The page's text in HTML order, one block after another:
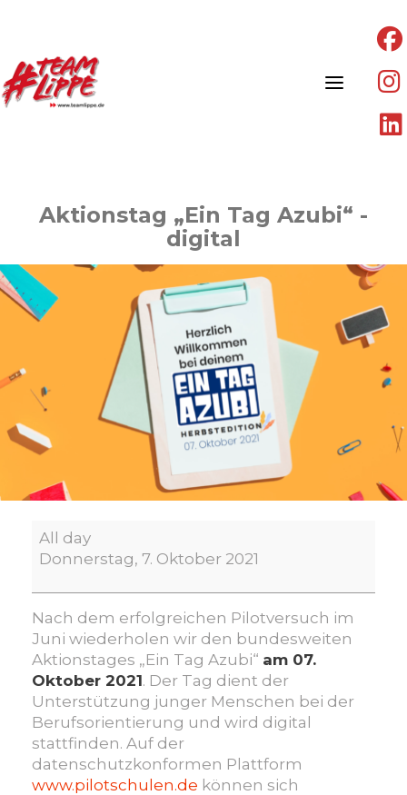
Aktionstag „Ein Tag Azubi“ -
digital
Aktionstag
„Ein
Azubi“
-
digital
All day
Donnerstag, 7. Oktober 2021
Nach dem erfolgreichen Pilotversuch im
Juni wiederholen wir den bundesweiten
Aktionstages „Ein Tag Azubi“ am 07.
Oktober 2021. Der Tag dient der
Unterstützung junger Menschen bei der
Berufsorientierung und wird digital
stattfinden. Auf der
datenschutzkonformen Plattform
www.pilotschulen.de können sich